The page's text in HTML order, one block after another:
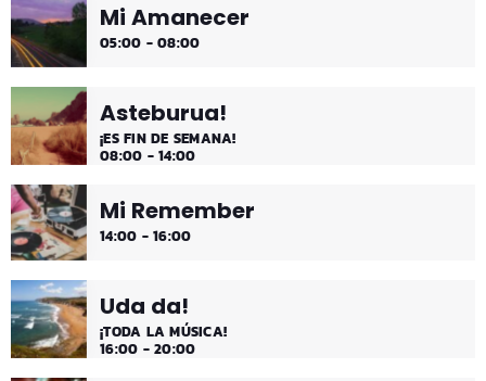
Es hora de ir desconectando, y qué mejor que hacerlo
con sonidos que nos transportan, tal vez, a islas
paradisíacas. ¿Hace una infusión? ¿Un mojito?
Mi Amanecer
05:00 - 08:00
Asteburua!
¡ES FIN DE SEMANA!
08:00 - 14:00
Mi Remember
14:00 - 16:00
Uda da!
¡TODA LA MÚSICA!
16:00 - 20:00